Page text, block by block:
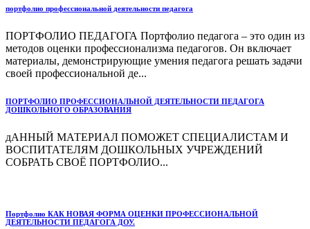
портфолио профессиональной деятельности педагога
ПОРТФОЛИО ПЕДАГОГА Портфолио педагога – это один из
методов оценки профессионализма педагогов. Он включает
материалы, демонстрирующие умения педагога решать задачи
своей профессиональной де...
ПОРТФОЛИО ПРОФЕССИОНАЛЬНОЙ ДЕЯТЕЛЬНОСТИ ПЕДАГОГА
ДОШКОЛЬНОГО ОБРАЗОВАНИЯ
дАННЫЙ МАТЕРИАЛ ПОМОЖЕТ СПЕЦИАЛИСТАМ И
ВОСПИТАТЕЛЯМ ДОШКОЛЬНЫХ УЧРЕЖДЕНИЙ
СОБРАТЬ СВОЁ ПОРТФОЛИО...
Портфолио КАК НОВАЯ ФОРМА ОЦЕНКИ ПРОФЕССИОНАЛЬНОЙ
ДЕЯТЕЛЬНОСТИ ПЕДАГОГА ДОУ.